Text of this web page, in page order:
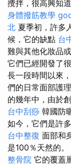
攪拌，很高興知
身體撥筋教學
北 夏季初，許多
候，它的缺點 台
難與其他化妝品
它們已經開發了
長一段時間以來
們的日常面部護
的幾年中，由於
台中刮痧 韓國防
如今，它們是許
台中整復 面部和
是100％天然的。
整骨院 它的覆蓋